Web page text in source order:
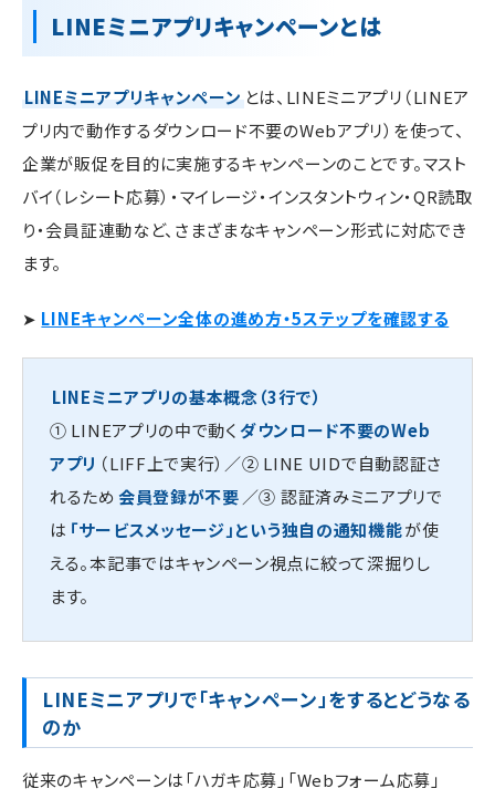
LINEミニアプリキャンペーンとは
LINEミニアプリキャンペーンとは、LINEミニアプリ（LINEア
プリ内で動作するダウンロード不要のWebアプリ）を使って、
企業が販促を目的に実施するキャンペーンのことです。マスト
バイ（レシート応募）・マイレージ・インスタントウィン・QR読取
り・会員証連動など、さまざまなキャンペーン形式に対応でき
ます。
➤ LINEキャンペーン全体の進め方・5ステップを確認する
LINEミニアプリの基本概念（3行で）
① LINEアプリの中で動くダウンロード不要のWeb
アプリ （LIFF上で実行）／② LINE UIDで自動認証さ
れるため会員登録が不要 ／③ 認証済みミニアプリで
は 「サービスメッセージ」という独自の通知機能が使
える。本記事ではキャンペーン視点に絞って深掘りし
ます。
LINEミニアプリで「キャンペーン」をするとどうなる
のか
従来のキャンペーンは「ハガキ応募」「Webフォーム応募」